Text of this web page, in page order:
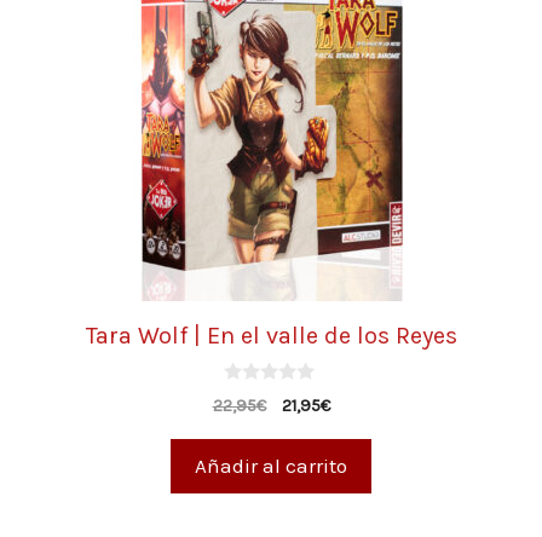
Tara Wolf | En el valle de los Reyes
0
d
22,95€ 21,95€
Añadir al carrito